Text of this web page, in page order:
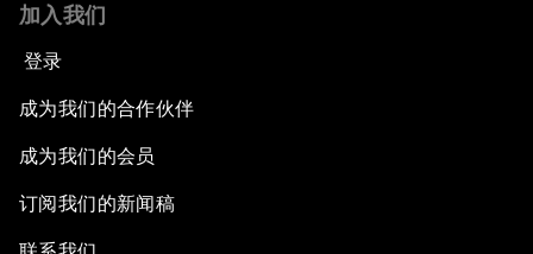
加入我们
登录
成为我们的合作伙伴
成为我们的会员
订阅我们的新闻稿